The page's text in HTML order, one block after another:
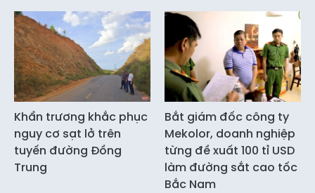
Khẩn trương khắc phục
nguy cơ sạt lở trên
tuyến đường Đồng
Trung
Bắt giám đốc công ty
Mekolor, doanh nghiệp
từng đề xuất 100 tỉ USD
làm đường sắt cao tốc
Bắc Nam